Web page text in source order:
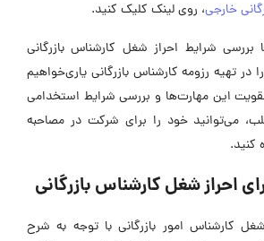
خارجی، روی لینک کلیک کنید.
بررسی شرایط احراز شغل کارشناس بازرگانی
در تهیه رزومه کارشناس بازرگانی یاری‌خواهیم
این مهارت‌ها و بررسی شرایط استخدامی
می‌توانید خود را برای شرکت در مصاحبه
کنید.
احراز شغل کارشناس بازرگانی
کارشناس امور بازرگانی با توجه به شرح